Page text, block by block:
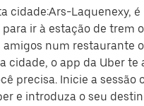
cidade:Ars-Laquenexy,
para ir à estação de trem
amigos num restaurante
cidade, o app da Uber te
precisa. Inicie a sessão
e introduza o seu